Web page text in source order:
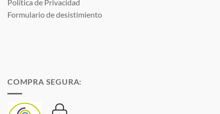
Política de Privacidad
Formulario de desistimiento
COMPRA SEGURA: